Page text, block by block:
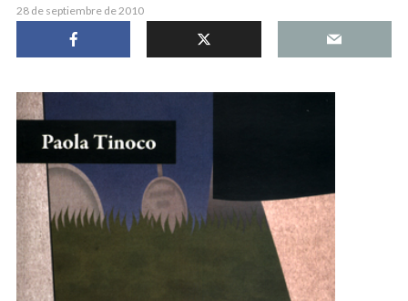
28 de septiembre de 2010